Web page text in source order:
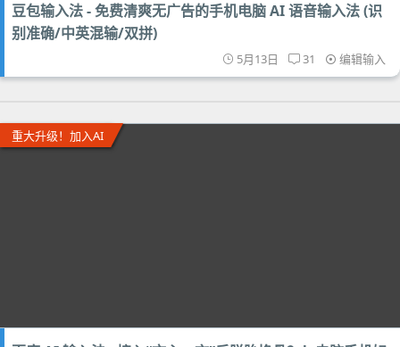
豆包输入法 - 免费清爽无广告的手机电脑 AI 语音输入法 (识
别准确/中英混输/双拼)
5月13日 31 编辑输入
重大升级！加入AI